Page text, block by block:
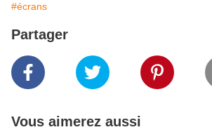
#écrans
Partager
Vous aimerez aussi